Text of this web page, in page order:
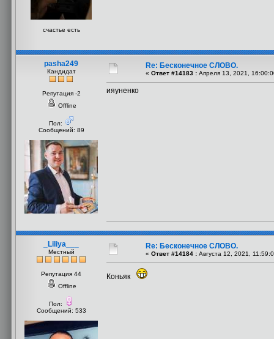
счастье есть
pasha249
Кандидат
Репутация -2
Offline
Пол:
Сообщений: 89
Re: Бесконечное СЛОВО.
« Ответ #14183 : Апреля 13, 2021,
ияуненко
_Liliya___
Местный
Репутация 44
Offline
Пол:
Сообщений: 533
Re: Бесконечное СЛОВО.
« Ответ #14184 : Августа 12, 2021,
Коньяк